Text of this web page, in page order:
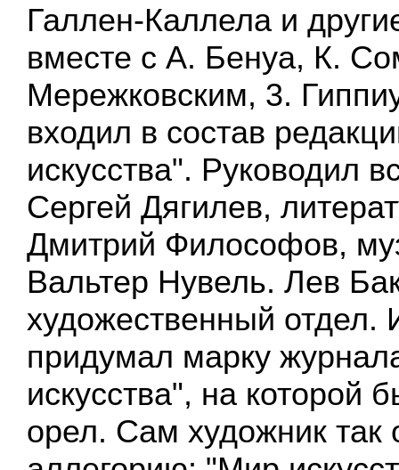
Галлен-Каллела и
вместе с А. Бенуа, К.
Мережковским, 3.
входил в состав
искусства". Руководил
Сергей Дягилев,
Дмитрий Философов,
Вальтер Нувель. Лев
художественный отдел.
придумал марку
искусства", на которой
орел. Сам художник так